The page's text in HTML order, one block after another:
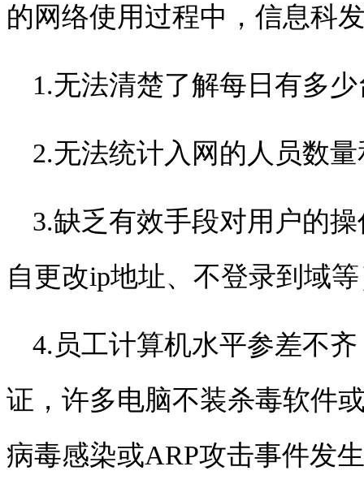
的网络使用过程中，信息科
1.无法清楚了解每日有多
2.无法统计入网的人员数
3.缺乏有效手段对用户的
自更改ip地址、不登录到域
4. 员工计算机水平参差不
证，许多电脑不装杀毒软件
病毒感染或ARP攻击事件发